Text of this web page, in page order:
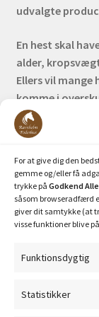
For at give dig den
gemme og/eller få
trykke på Godkend Alle
såsom browseradfærd
giver dit samtykke (at
visse funktioner blive
Funktionsdygtig
Statistikker
udvalgte
En hest skal
alder,
Ellers vil mange
komme i
Bank: Nordea /
Privatlivspolitik